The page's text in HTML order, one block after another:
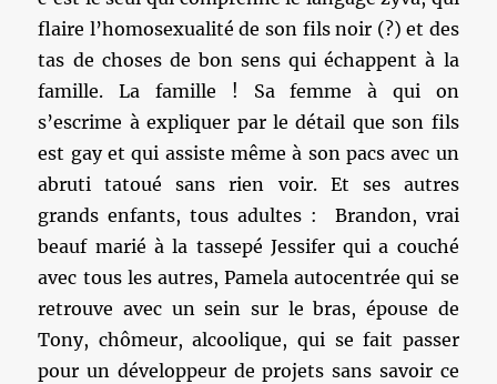
flaire l’homosexualité de son fils noir (?) et des
tas de choses de bon sens qui échappent à la
famille. La famille ! Sa femme à qui on
s’escrime à expliquer par le détail que son fils
est gay et qui assiste même à son pacs avec un
abruti tatoué sans rien voir. Et ses autres
grands enfants, tous adultes : Brandon, vrai
beauf marié à la tassepé Jessifer qui a couché
avec tous les autres, Pamela autocentrée qui se
retrouve avec un sein sur le bras, épouse de
Tony, chômeur, alcoolique, qui se fait passer
pour un développeur de projets sans savoir ce